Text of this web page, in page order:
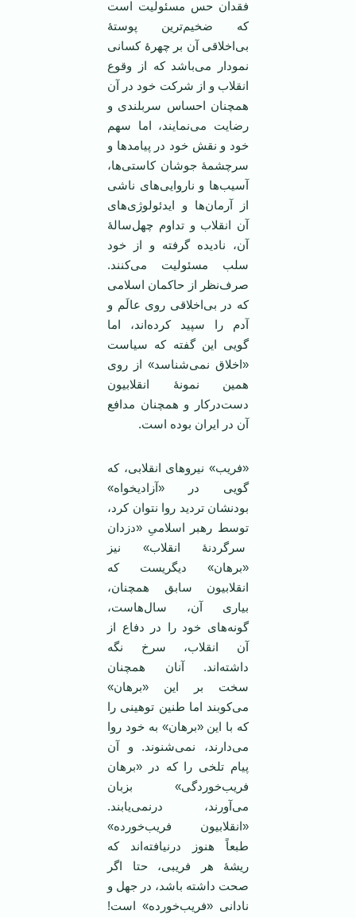
فقدان حس مسئولیت است
که ضخیم‌ترین پوستۀ
بی‌اخلاقی آن بر چهرۀ کسانی
نمودار می‌باشد که از وقوع
انقلاب و از شرکت خود در آن
همچنان احساس سربلندی و
رضایت می‌نمایند، اما سهم
خود و نقش خود در پیامدها و
سرچشمۀ جوشان کاستی‌‌ها،
آسیب‌ها و ناروایی‌های ناشی
از آرمان‌ها و ایدئولوژی‌های
آن انقلاب و تداوم چهل‌سالۀ
آن، نادیده گرفته و از خود
سلب مسئولیت می‌کنند.
صرف‌نظر از حاکمان اسلامی
که در بی‌اخلاقی روی عالَم و
آدم را سپید کرده‌اند، اما
گویی این گفته که سیاست
«اخلاق نمی‌شناسد» از روی
همین نمونۀ انقلابیون
دست‌درکار و همچنان مدافع
آن در ایران بوده است.
«فریب» نیروهای انقلابی، که
گویی در «آزادیخواه»
بودنشان تردید روا نتوان کرد،
توسط رهبر اسلامیِ «دزدان
سرگردنۀ انقلاب» نیز
«برهان» دیگریست که
انقلابیون سابق همچنان،
بیاری آن، سال‌هاست،
گونه‌های خود را در دفاع از
آن انقلاب، سرخ نگه
داشته‌اند. آنان همچنان
سخت بر این «برهان»
می‌کوبند اما طنین توهینی را
که با این «برهان» به خود روا
می‌دارند، نمی‌شنوند. و آن
پیام تلخی را که در «برهان
فریب‌خوردگی»‌ بزبان
می‌آورند، درنمی‌یابند.
«انقلابیون فریب‌خورده»
طبعاً هنوز درنیافته‌اند که
ریشۀ هر فریبی، حتا اگر
صحت داشته باشد، در جهل و
نادانی «فریب‌خورده» است!